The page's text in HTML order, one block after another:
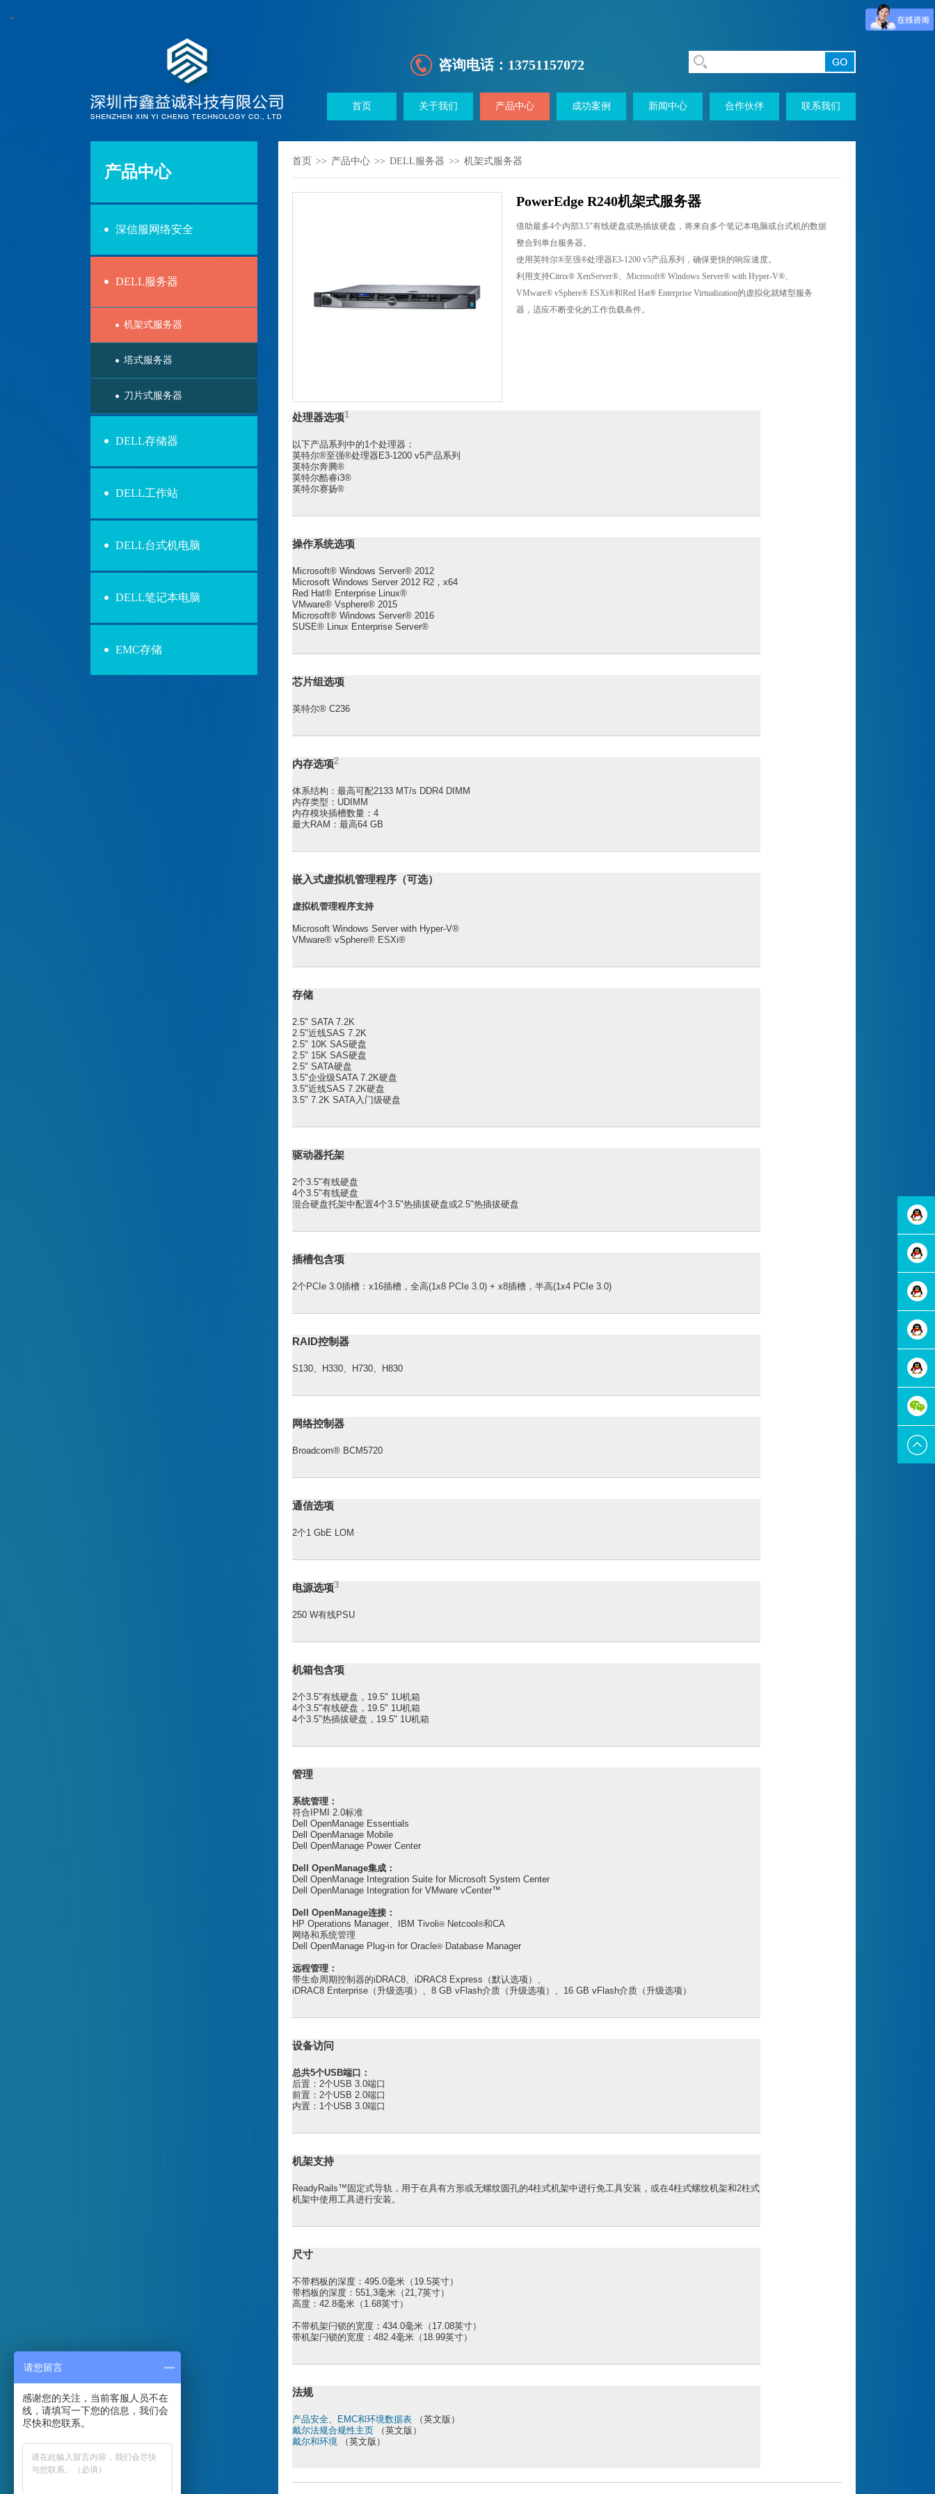
咨询电话： 13751157072
首页 关于我们 产品中心 成功案例 新闻中心 合作伙伴 联系我们
产品中心
深信服网络安全
DELL服务器
机架式服务器
塔式服务器
刀片式服务器
DELL存储器
DELL工作站
DELL台式机电脑
DELL笔记本电脑
EMC存储
首页 >> 产品中心 >> DELL服务器 >> 机架式服务器
PowerEdge R240机架式服务器
借助最多4个内部3.5"有线硬盘或热插拔硬盘，将来自多个笔记本电脑或台式机的数据
整合到单台服务器。
使用英特尔®至强®处理器E3-1200 v5产品系列，确保更快的响应速度。
利用支持Citrix® XenServer®、Microsoft® Windows Server® with Hyper-V®、
VMware® vSphere® ESXi®和Red Hat® Enterprise Virtualization的虚拟化就绪型服务
器，适应不断变化的工作负载条件。
处理器选项1
以下产品系列中的1个处理器：
英特尔®至强®处理器E3-1200 v5产品系列
英特尔奔腾®
英特尔酷睿i3®
英特尔赛扬®
操作系统选项
Microsoft® Windows Server® 2012
Microsoft Windows Server 2012 R2，x64
Red Hat® Enterprise Linux®
VMware® Vsphere® 2015
Microsoft® Windows Server® 2016
SUSE® Linux Enterprise Server®
芯片组选项
英特尔® C236
内存选项2
体系结构：最高可配2133 MT/s DDR4 DIMM
内存类型：UDIMM
内存模块插槽数量：4
最大RAM：最高64 GB
嵌入式虚拟机管理程序（可选）
虚拟机管理程序支持
Microsoft Windows Server with Hyper-V®
VMware® vSphere® ESXi®
存储
2.5" SATA 7.2K
2.5"近线SAS 7.2K
2.5" 10K SAS硬盘
2.5" 15K SAS硬盘
2.5" SATA硬盘
3.5"企业级SATA 7.2K硬盘
3.5"近线SAS 7.2K硬盘
3.5" 7.2K SATA入门级硬盘
驱动器托架
2个3.5"有线硬盘
4个3.5"有线硬盘
混合硬盘托架中配置4个3.5"热插拔硬盘或2.5"热插拔硬盘
插槽包含项
2个PCIe 3.0插槽：x16插槽，全高(1x8 PCIe 3.0) + x8插槽，半高(1x4 PCIe 3.0)
RAID控制器
S130、H330、H730、H830
网络控制器
Broadcom® BCM5720
通信选项
2个1 GbE LOM
电源选项3
250 W有线PSU
机箱包含项
2个3.5"有线硬盘，19.5" 1U机箱
4个3.5"有线硬盘，19.5" 1U机箱
4个3.5"热插拔硬盘，19.5" 1U机箱
管理
系统管理：
符合IPMI 2.0标准
Dell OpenManage Essentials
Dell OpenManage Mobile
Dell OpenManage Power Center
Dell OpenManage集成：
Dell OpenManage Integration Suite for Microsoft System Center
Dell OpenManage Integration for VMware vCenter™
Dell OpenManage连接：
HP Operations Manager、IBM Tivoli®Netcool ®和CA
网络和系统管理
Dell OpenManage Plug-in for Oracle®Database Manager
远程管理：
带生命周期控制器的iDRAC8、iDRAC8 Express（默认选项）、
iDRAC8 Enterprise（升级选项）、8 GB vFlash介质（升级选项）、16 GB vFlash介质（升级选项）
设备访问
总共5个USB端口：
后置：2个USB 3.0端口
前置：2个USB 2.0端口
内置：1个USB 3.0端口
机架支持
ReadyRails™固定式导轨，用于在具有方形或无螺纹圆孔的4柱式机架中进行免工具安装，或在4柱式螺纹机架和2柱式
机架中使用工具进行安装。
尺寸
不带档板的深度：495.0毫米（19.5英寸）
带档板的深度：551,3毫米（21,7英寸）
高度：42.8毫米（1.68英寸）
不带机架闩锁的宽度：434.0毫米（17.08英寸）
带机架闩锁的宽度：482.4毫米（18.99英寸）
法规
产品安全、EMC和环境数据表（英文版）
戴尔法规合规性主页（英文版）
戴尔和环境（英文版）
在线咨
在线咨
在线咨
在线咨
在线咨
请您留言
感谢您的关注，当前客服人员不在
线，请填写一下您的信息，我们会
尽快和您联系。